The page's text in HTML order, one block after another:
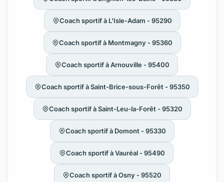
Coach sportif à L'Isle-Adam - 95290
Coach sportif à Montmagny - 95360
Coach sportif à Arnouville - 95400
Coach sportif à Saint-Brice-sous-Forêt - 95350
Coach sportif à Saint-Leu-la-Forêt - 95320
Coach sportif à Domont - 95330
Coach sportif à Vauréal - 95490
Coach sportif à Osny - 95520